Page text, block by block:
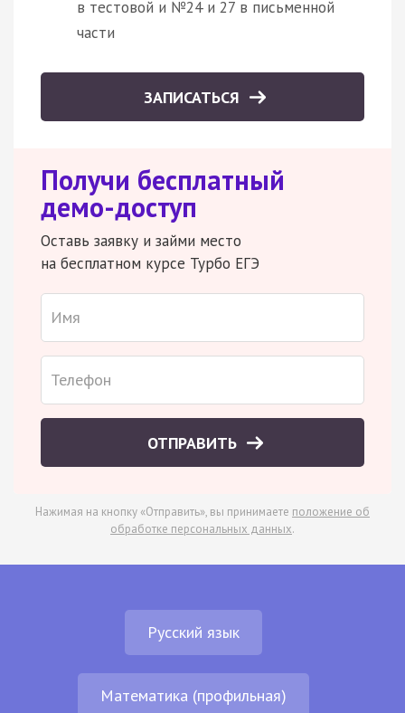
в тестовой и №24 и 27 в письменной
части
ЗАПИСАТЬСЯ
Получи бесплатный
демо-доступ
Оставь заявку и займи место
на бесплатном курсе Турбо ЕГЭ
ОТПРАВИТЬ
Нажимая на кнопку «Отправить», вы принимаете положение об
обработке персональных данных.
Русский язык
Математика (профильная)